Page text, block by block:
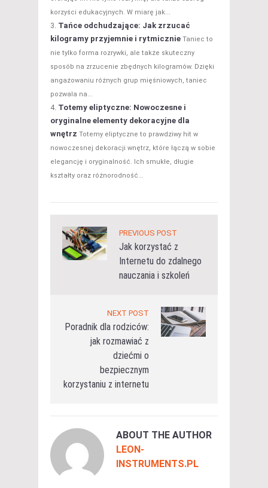
korzyści edukacyjnych. W miarę jak...
Tańce odchudzające: Jak zrzucać
kilogramy przyjemnie i rytmicznie Taniec to
nie tylko forma rozrywki, ale także skuteczny
sposób na zrzucenie zbędnych kilogramów. Dzięki
angażowaniu różnych grup mięśniowych, taniec
pozwala na...
Totemy eliptyczne: Nowoczesne i
oryginalne elementy dekoracyjne dla
wnętrz Totemy eliptyczne to prawdziwy hit w
nowoczesnej dekoracji wnętrz, które łączą w sobie
elegancję i oryginalność. Ich smukłe, długie
kształty oraz różnorodność...
PREVIOUS POST
Jak korzystać z
Internetu do zdalnego
nauczania i szkoleń
NEXT POST
Poradnik dla rodziców:
jak rozmawiać z
dziećmi o
bezpiecznym
korzystaniu z internetu
ABOUT THE AUTHOR
LEON-
INSTRUMENTS.PL